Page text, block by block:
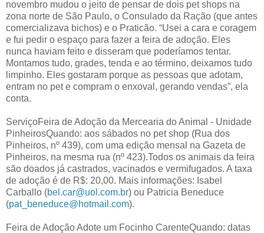
novembro mudou o jeito de pensar de dois pet shops na
zona norte de São Paulo, o Consulado da Ração (que antes
comercializava bichos) e o Praticão. “Usei a cara e coragem
e fui pedir o espaço para fazer a feira de adoção. Eles
nunca haviam feito e disseram que poderíamos tentar.
Montamos tudo, grades, tenda e ao término, deixamos tudo
limpinho. Eles gostaram porque as pessoas que adotam,
entram no pet e compram o enxoval, gerando vendas”, ela
conta.
ServiçoFeira de Adoção da Mercearia do Animal - Unidade
PinheirosQuando: aos sábados no pet shop (Rua dos
Pinheiros, nº 439), com uma edição mensal na Gazeta de
Pinheiros, na mesma rua (nº 423).Todos os animais da feira
são doados já castrados, vacinados e vermifugados. A taxa
de adoção é de R$: 20,00. Mais informações: Isabel
Carballo (bel.car@uol.com.br) ou Patricia Beneduce
(pat_beneduce@hotmail.com).
Feira de Adoção Adote um Focinho CarenteQuando: datas